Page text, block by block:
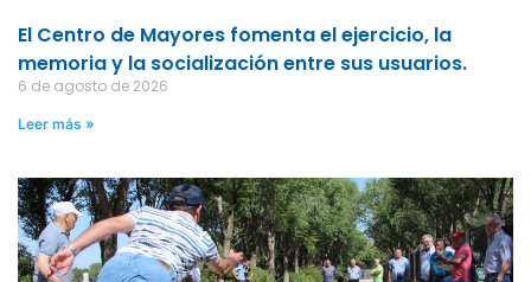
El Centro de Mayores fomenta el ejercicio, la
memoria y la socialización entre sus usuarios.
6 de agosto de 2026
Leer más »